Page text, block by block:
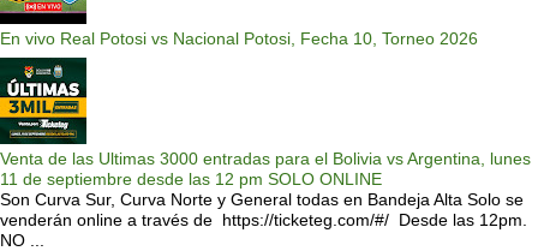
En vivo Real Potosi vs Nacional Potosi, Fecha 10, Torneo 2026
Venta de las Ultimas 3000 entradas para el Bolivia vs Argentina, lunes
11 de septiembre desde las 12 pm SOLO ONLINE
Son Curva Sur, Curva Norte y General todas en Bandeja Alta Solo se
venderán online a través de https://ticketeg.com/#/ Desde las 12pm.
NO ...